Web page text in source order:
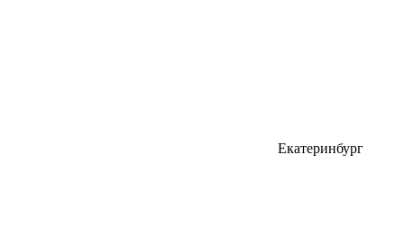
Екатеринбург